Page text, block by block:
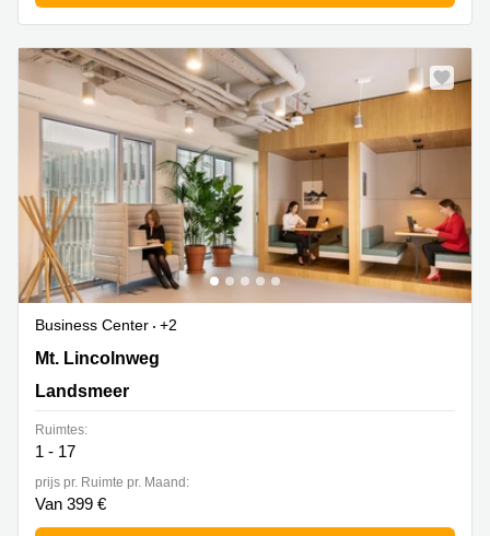
Business Center
+2
Mt. Lincolnweg 38-40, Landsmeer
Mt. Lincolnweg
Landsmeer
Ruimtes:
1 - 17
prijs pr. Ruimte pr. Maand:
Van 399 €